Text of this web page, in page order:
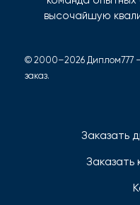
высочайшую
© 2000–2026 Диплом777
заказ.
Заказать
Заказать